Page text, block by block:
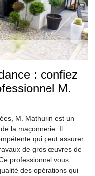
: confiez
M.
M. Mathurin est un
la maçonnerie. Il
qui peut assurer
de gros œuvres de
professionnel vous
des opérations qui